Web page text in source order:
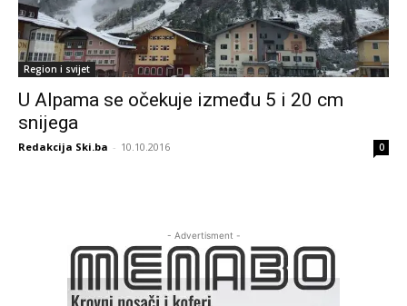
Region i svijet
U Alpama se očekuje između 5 i 20 cm
snijega
Redakcija Ski.ba - 10.10.2016 0
- Advertisment -